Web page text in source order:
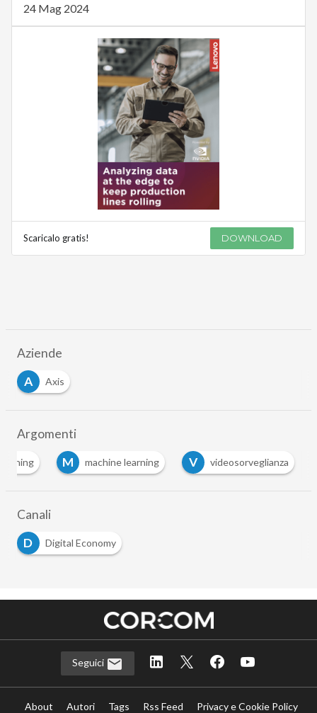
24 Mag 2024
Scaricalo gratis! DOWNLOAD
Aziende
A
Axis
Argomenti
M machine learning V videosorveglianza
Canali
D
Digital Economy
Seguici
About Autori Tags Rss Feed
Privacy e Cookie Policy